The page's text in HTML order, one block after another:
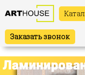
Заказать звонок